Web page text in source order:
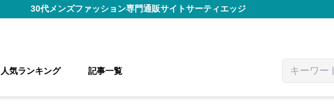
30代メンズファッション専門通販サイトサーティエッジ
人気ランキング 記事一覧